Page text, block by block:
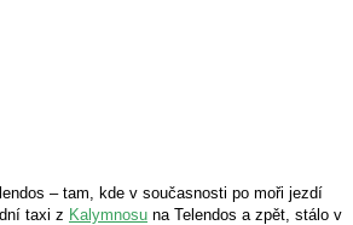
– tam, kde v současnosti po moři jezdí
taxi z Kalymnosu na Telendos a zpět, stálo v